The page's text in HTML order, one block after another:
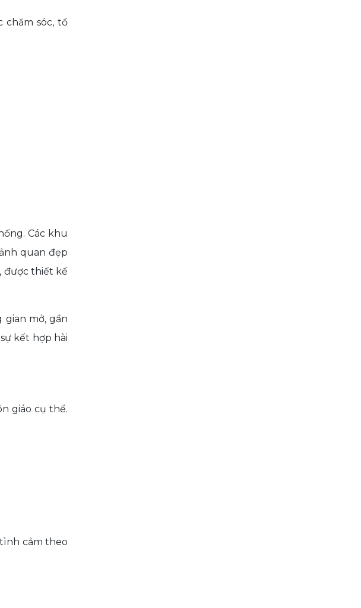
sóc, tổ
Các khu
quan đẹp
được thiết kế
mở, gần
kết hợp hài
giáo cụ thể.
cảm theo